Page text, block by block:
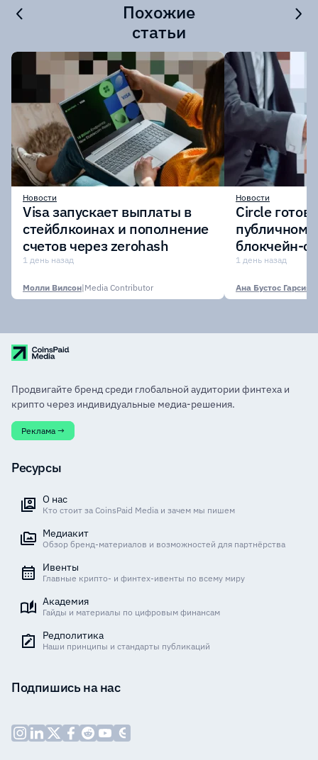
Похожие
статьи
Новости
Visa запускает выплаты в
стейблкоинах и пополнение
счетов через zerohash
1 день назад
Молли Вилсон|Media Contributor
Новости
Circle
публичному
блокчейн-
участии
1 день назад
Ана Бустос Гарсия
Продвигайте бренд среди глобальной аудитории финтеха и
крипто через индивидуальные медиа-решения.
Реклама →
Ресурсы
О нас
Кто стоит за CoinsPaid Media и зачем мы пишем
Медиакит
Обзор бренд-материалов и возможностей для партнёрства
Ивенты
Главные крипто- и финтех-ивенты по всему миру
Академия
Гайды и материалы по цифровым финансам
Редполитика
Наши принципы и стандарты публикаций
Подпишись на нас